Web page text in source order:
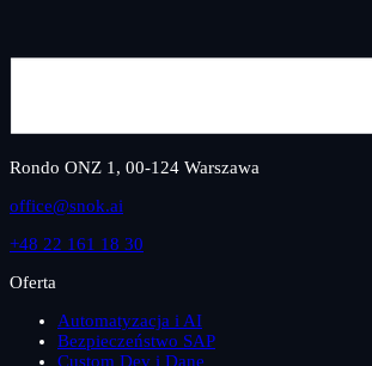
Rondo ONZ 1, 00-124 Warszawa
office@snok.ai
+48 22 161 18 30
Oferta
Automatyzacja i AI
Bezpieczeństwo SAP
Custom Dev i Dane